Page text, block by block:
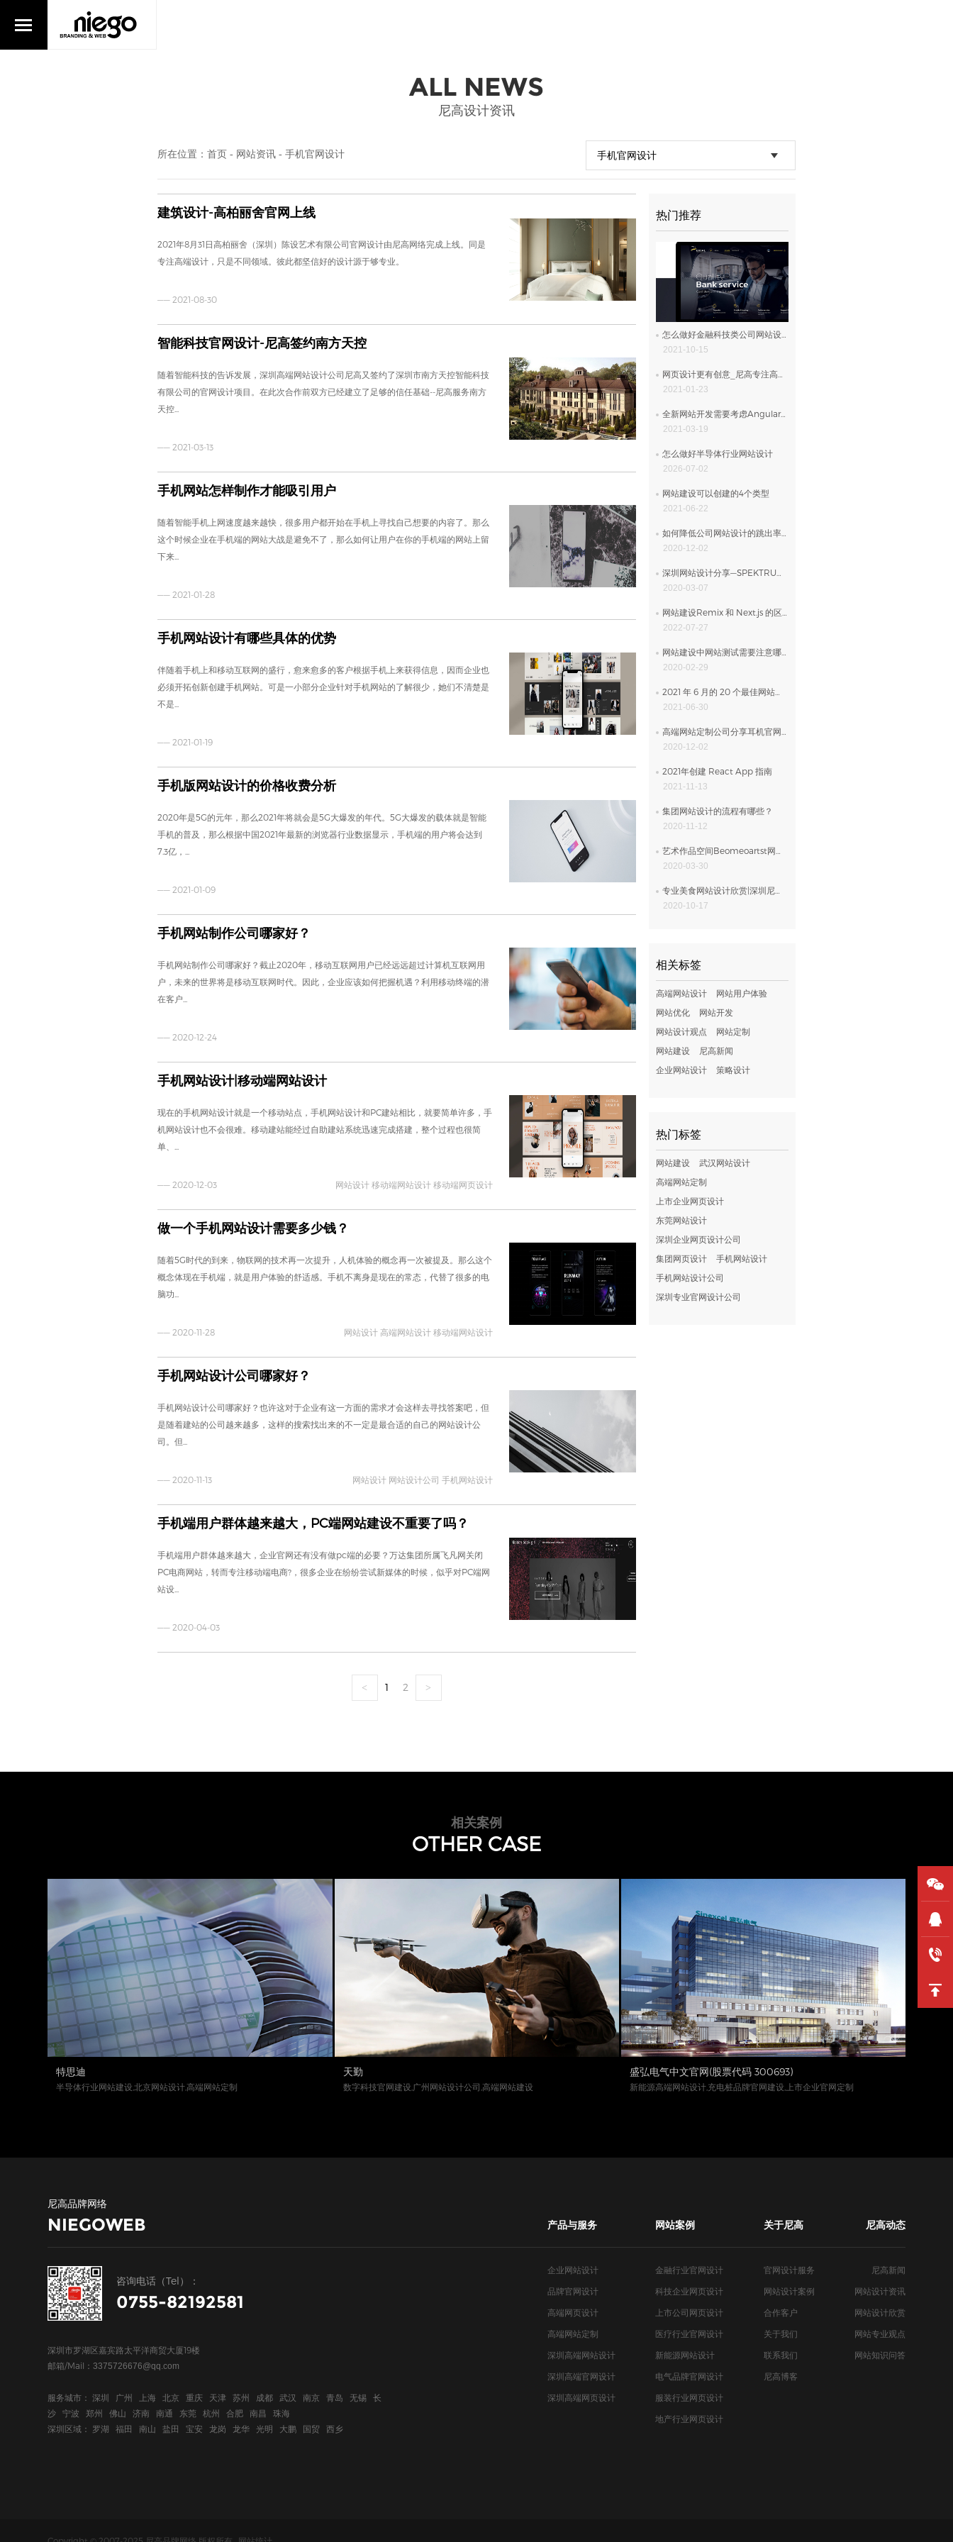
ALL NEWS
尼高设计资讯
所在位置： 首页 - 网站资讯 - 手机官网设计 手机官网设计
建筑设计-高柏丽舍官网上线
2021年8月31日高柏丽舍（深圳）陈设艺术有限公司官网设计由尼高网络完成上线。同是
专注高端设计，只是不同领域。彼此都坚信好的设计源于够专业。
—— 2021-08-30
智能科技官网设计-尼高签约南方天控
随着智能科技的告诉发展，深圳高端网站设计公司尼高又签约了深圳市南方天控智能科技
有限公司的官网设计项目。在此次合作前双方已经建立了足够的信任基础--尼高服务南方
天控...
—— 2021-03-13
手机网站怎样制作才能吸引用户
随着智能手机上网速度越来越快，很多用户都开始在手机上寻找自己想要的内容了。那么
这个时候企业在手机端的网站大战是避免不了，那么如何让用户在你的手机端的网站上留
下来...
—— 2021-01-28
手机网站设计有哪些具体的优势
伴随着手机上和移动互联网的盛行，愈来愈多的客户根据手机上来获得信息，因而企业也
必须开拓创新创建手机网站。可是一小部分企业针对手机网站的了解很少，她们不清楚是
不是...
—— 2021-01-19
手机版网站设计的价格收费分析
2020年是5G的元年，那么2021年将就会是5G大爆发的年代。5G大爆发的载体就是智能
手机的普及，那么根据中国2021年最新的浏览器行业数据显示，手机端的用户将会达到
7.3亿，...
—— 2021-01-09
手机网站制作公司哪家好？
手机网站制作公司哪家好？截止2020年，移动互联网用户已经远远超过计算机互联网用
户，未来的世界将是移动互联网时代。因此，企业应该如何把握机遇？利用移动终端的潜
在客户...
—— 2020-12-24
手机网站设计|移动端网站设计
现在的手机网站设计就是一个移动站点，手机网站设计和PC建站相比，就要简单许多，手
机网站设计也不会很难。移动建站能经过自助建站系统迅速完成搭建，整个过程也很简
单、...
—— 2020-12-03 网站设计 移动端网站设计 移动端网页设计
做一个手机网站设计需要多少钱？
随着5G时代的到来，物联网的技术再一次提升，人机体验的概念再一次被提及。那么这个
概念体现在手机端，就是用户体验的舒适感。手机不离身是现在的常态，代替了很多的电
脑功...
—— 2020-11-28 网站设计 高端网站设计 移动端网站设计
手机网站设计公司哪家好？
手机网站设计公司哪家好？也许这对于企业有这一方面的需求才会这样去寻找答案吧，但
是随着建站的公司越来越多，这样的搜索找出来的不一定是最合适的自己的网站设计公
司。但...
—— 2020-11-13 网站设计 网站设计公司 手机网站设计
手机端用户群体越来越大，PC端网站建设不重要了吗？
手机端用户群体越来越大，企业官网还有没有做pc端的必要？万达集团所属飞凡网关闭
PC电商网站，转而专注移动端电商?，很多企业在纷纷尝试新媒体的时候，似乎对PC端网
站设...
—— 2020-04-03
< 1 2 >
热门推荐
怎么做好金融科技类公司网站设计
2021-10-15
网页设计更有创意_尼高专注高端网站设计
2021-01-23
全新网站开发需要考虑Angular吗
2021-03-19
怎么做好半导体行业网站设计
2026-07-02
网站建设可以创建的4个类型
2021-06-22
如何降低公司网站设计的跳出率？
2020-12-02
深圳网站设计分享—SPEKTRUM品牌网站设计
2020-03-07
网站建设Remix 和 Next.js 的区别
2022-07-27
网站建设中网站测试需要注意哪些问题？
2020-02-29
2021 年 6 月的 20 个最佳网站设计分享
2021-06-30
高端网站定制公司分享耳机官网设计
2020-12-02
2021年创建 React App 指南
2021-11-13
集团网站设计的流程有哪些？
2020-11-12
艺术作品空间Beomeoartst网站设计
2020-03-30
专业美食网站设计欣赏|深圳尼高网站设计公司
2020-10-17
相关标签
高端网站设计
网站用户体验
网站优化
网站开发
网站设计观点
网站定制
网站建设
尼高新闻
企业网站设计
策略设计
热门标签
网站建设
武汉网站设计
高端网站定制
上市企业网页设计
东莞网站设计
深圳企业网页设计公司
集团网页设计
手机网站设计
手机网站设计公司
深圳专业官网设计公司
相关案例
OTHER CASE
特思迪
半导体行业网站建设,北京网站设计,高端网站定制
天勤
数字科技官网建设,广州网站设计公司,高端网站建设
盛弘电气中文官网(股票代码 300693)
新能源高端网站设计,充电桩品牌官网建设,上市企业官网定制
尼高品牌网络
NIEGOWEB
咨询电话（Tel）：
0755-82192581
深圳市罗湖区嘉宾路太平洋商贸大厦19楼
邮箱/Mail： 3375726676@qq.com
服务城市： 深圳 广州 上海 北京 重庆 天津 苏州 成都 武汉 南京 青岛 无锡 长
沙 宁波 郑州 佛山 济南 南通 东莞 杭州 合肥 南昌 珠海
深圳区域： 罗湖 福田 南山 盐田 宝安 龙岗 龙华 光明 大鹏 国贸 西乡
产品与服务
企业网站设计
品牌官网设计
高端网页设计
高端网站定制
深圳高端网站设计
深圳高端官网设计
深圳高端网页设计
网站案例
金融行业官网设计
科技企业网页设计
上市公司网页设计
医疗行业官网设计
新能源网站设计
电气品牌官网设计
服装行业网页设计
地产行业网页设计
关于尼高
官网设计服务
网站设计案例
合作客户
关于我们
联系我们
尼高博客
尼高动态
尼高新闻
网站设计资讯
网站设计欣赏
网站专业观点
网站知识问答